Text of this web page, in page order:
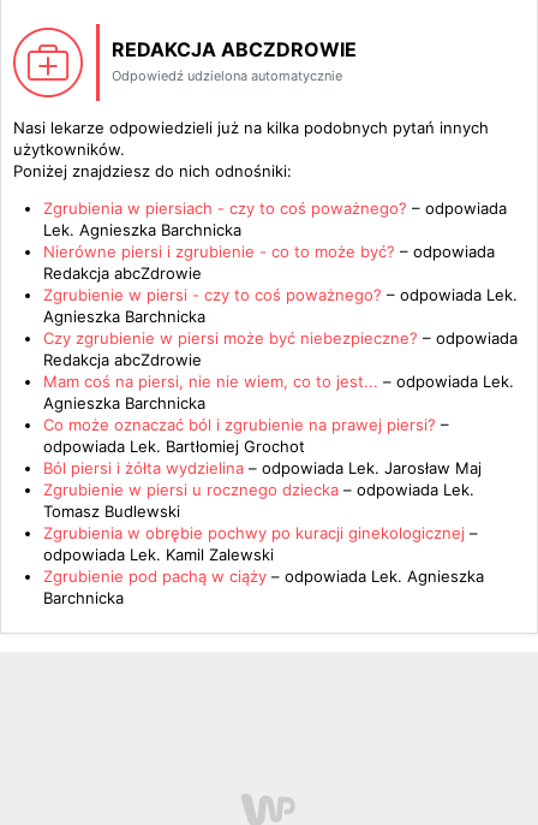
REDAKCJA ABCZDROWIE
Odpowiedź udzielona automatycznie
Nasi lekarze odpowiedzieli już na kilka podobnych pytań innych
użytkowników.
Poniżej znajdziesz do nich odnośniki:
Zgrubienia w piersiach - czy to coś poważnego? – odpowiada
Lek. Agnieszka Barchnicka
Nierówne piersi i zgrubienie - co to może być? – odpowiada
Redakcja abcZdrowie
Zgrubienie w piersi - czy to coś poważnego? – odpowiada Lek.
Agnieszka Barchnicka
Czy zgrubienie w piersi może być niebezpieczne? – odpowiada
Redakcja abcZdrowie
Mam coś na piersi, nie nie wiem, co to jest... – odpowiada Lek.
Agnieszka Barchnicka
Co może oznaczać ból i zgrubienie na prawej piersi? –
odpowiada Lek. Bartłomiej Grochot
Ból piersi i żółta wydzielina – odpowiada Lek. Jarosław Maj
Zgrubienie w piersi u rocznego dziecka – odpowiada Lek.
Tomasz Budlewski
Zgrubienia w obrębie pochwy po kuracji ginekologicznej –
odpowiada Lek. Kamil Zalewski
Zgrubienie pod pachą w ciąży – odpowiada Lek. Agnieszka
Barchnicka